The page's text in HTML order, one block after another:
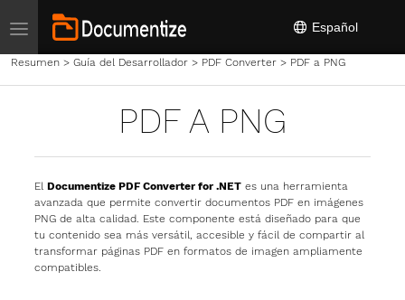
Toggle navigation Español
Resumen> Guía del Desarrollador> PDF Converter> PDF a PNG
PDF A PNG
El Documentize PDF Converter for .NETes una herramienta
avanzada que permite convertir documentos PDF en imágenes
PNG de alta calidad. Este componente está diseñado para que
tu contenido sea más versátil, accesible y fácil de compartir al
transformar páginas PDF en formatos de imagen ampliamente
compatibles.